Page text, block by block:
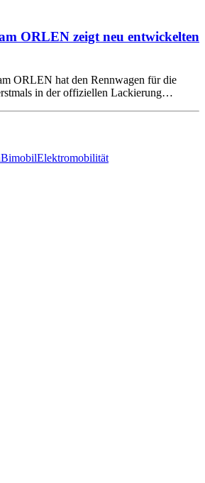
ORLEN zeigt neu entwickelten
ORLEN hat den Rennwagen für die
in der offiziellen Lackierung…
BimobilElektromobilität